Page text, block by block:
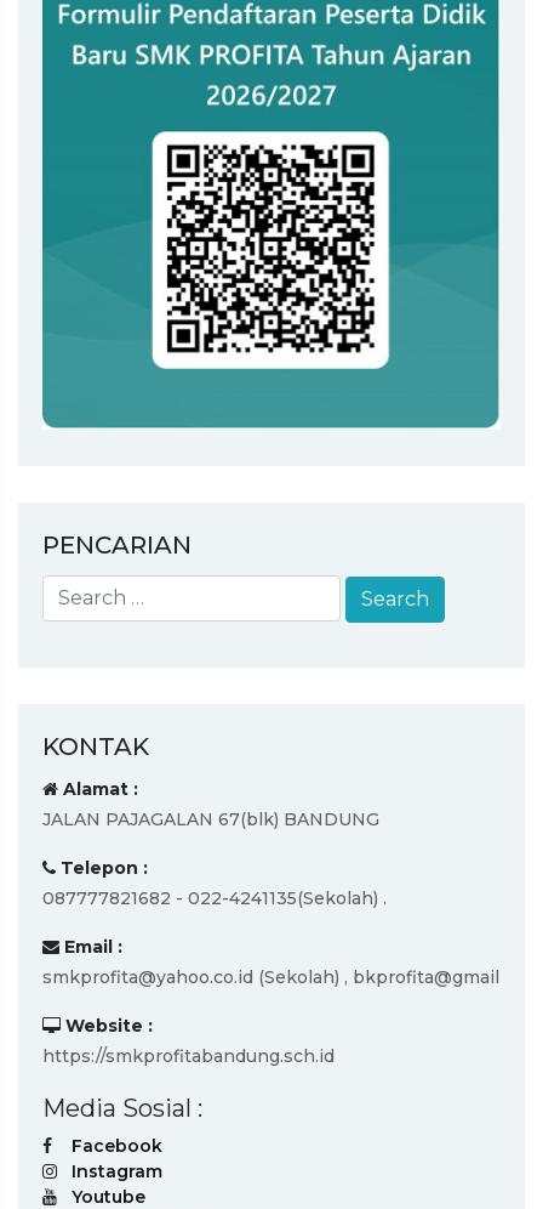
PENCARIAN
KONTAK
Alamat :
JALAN PAJAGALAN 67(blk) BANDUNG
Telepon :
087777821682 - 022-4241135(Sekolah) .
Email :
smkprofita@yahoo.co.id (Sekolah) , bkprofita@gmail
Website :
https://smkprofitabandung.sch.id
Media Sosial :
Facebook
Instagram
Youtube